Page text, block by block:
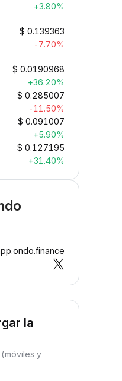
+3.80%
$ 0.139363
-7.70%
$ 0.0190968
+36.20%
$ 0.285007
-11.50%
$ 0.091007
+5.90%
$ 0.127195
+31.40%
la
y